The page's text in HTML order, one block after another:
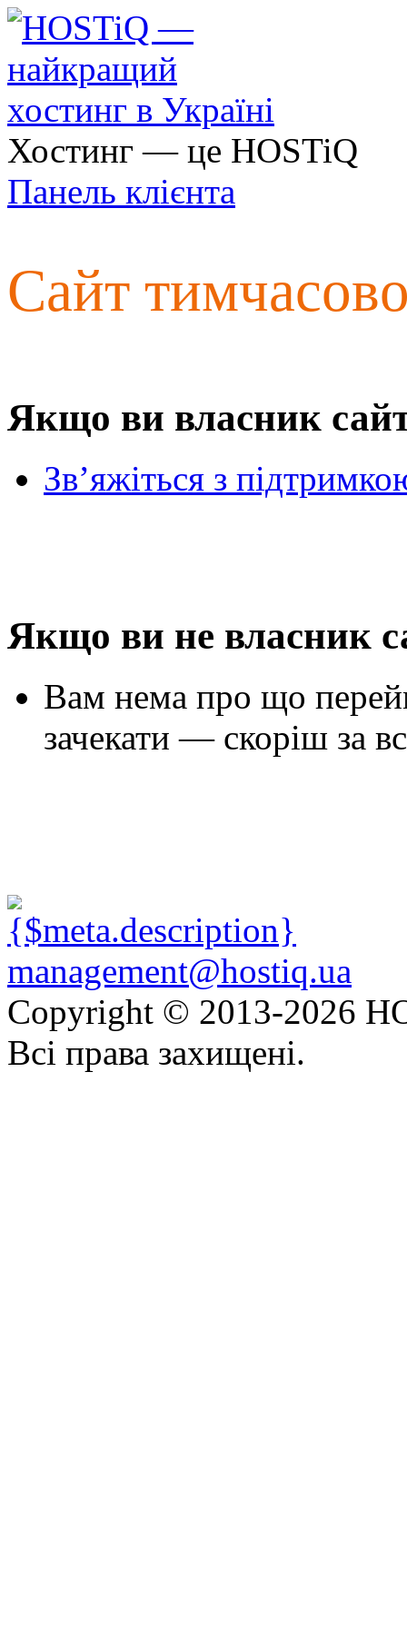
Хостинг — це HOSTiQ
Панель клієнта
Сайт
Якщо ви власник
Зв’яжіться з
Якщо ви не власник
Вам нема про що
зачекати — скоріш за
management@hostiq.ua
Copyright © 2013-2026
Всі права захищені.